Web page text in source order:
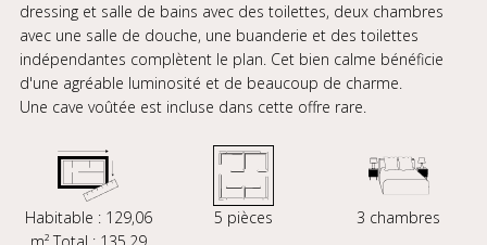
dressing et salle de bains avec des toilettes, deux chambres
avec une salle de douche, une buanderie et des toilettes
indépendantes complètent le plan. Cet bien calme bénéficie
d'une agréable luminosité et de beaucoup de charme.
Une cave voûtée est incluse dans cette offre rare.
Habitable : 129,06
5 pièces 3 chambres